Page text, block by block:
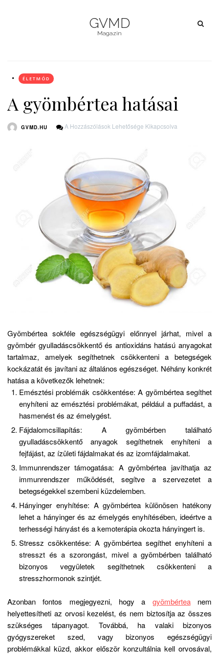
GVMD
Magazin
ÉLETMÓD
A gyömbértea hatásai
GVMD.HU
AA Hozzászólások Lehetősége Kikapcsolva
Gyömbértea sokféle egészségügyi előnnyel járhat, mivel a
gyömbér gyulladáscsökkentő és antioxidáns hatású anyagokat
tartalmaz, amelyek segíthetnek csökkenteni a betegségek
kockázatát és javítani az általános egészséget. Néhány konkrét
hatása a következők lehetnek:
Emésztési problémák csökkentése: A gyömbértea segíthet
enyhíteni az emésztési problémákat, például a puffadást, a
hasmenést és az émelygést.
Fájdalomcsillapítás: A gyömbérben található
gyulladáscsökkentő anyagok segíthetnek enyhíteni a
fejfájást, az ízületi fájdalmakat és az izomfájdalmakat.
Immunrendszer támogatása: A gyömbértea javíthatja az
immunrendszer működését, segítve a szervezetet a
betegségekkel szembeni küzdelemben.
Hányinger enyhítése: A gyömbértea különösen hatékony
lehet a hányinger és az émelygés enyhítésében, ideértve a
terhességi hányást és a kemoterápia okozta hányingert is.
Stressz csökkentése: A gyömbértea segíthet enyhíteni a
stresszt és a szorongást, mivel a gyömbérben található
bizonyos vegyületek segíthetnek csökkenteni a
stresszhormonok szintjét.
Azonban fontos megjegyezni, hogy a gyömbérteanem
helyettesítheti az orvosi kezelést, és nem biztosítja az összes
szükséges tápanyagot. Továbbá, ha valaki bizonyos
gyógyszereket szed, vagy bizonyos egészségügyi
problémákkal küzd, akkor először konzultálnia kell orvosával,